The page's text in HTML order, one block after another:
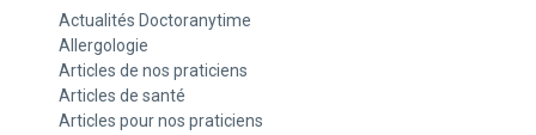
Actualités Doctoranytime
Allergologie
Articles de nos praticiens
Articles de santé
Articles pour nos praticiens